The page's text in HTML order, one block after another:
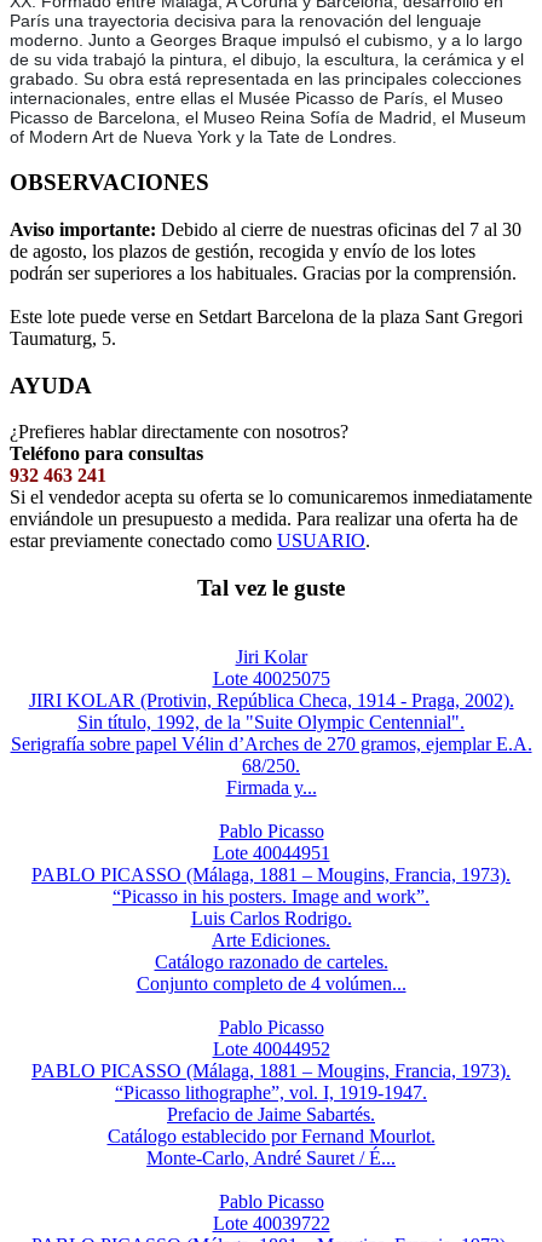
París una trayectoria decisiva para la renovación del lenguaje
moderno. Junto a Georges Braque impulsó el cubismo, y a lo largo
de su vida trabajó la pintura, el dibujo, la escultura, la cerámica y el
grabado. Su obra está representada en las principales colecciones
internacionales, entre ellas el Musée Picasso de París, el Museo
Picasso de Barcelona, el Museo Reina Sofía de Madrid, el Museum
of Modern Art de Nueva York y la Tate de Londres.
OBSERVACIONES
Aviso importante: Debido al cierre de nuestras oficinas del 7 al 30
de agosto, los plazos de gestión, recogida y envío de los lotes
podrán ser superiores a los habituales. Gracias por la comprensión.
Este lote puede verse en Setdart Barcelona de la plaza Sant Gregori
Taumaturg, 5.
AYUDA
¿Prefieres hablar directamente con nosotros?
Teléfono para consultas
932 463 241
Si el vendedor acepta su oferta se lo comunicaremos inmediatamente
enviándole un presupuesto a medida. Para realizar una oferta ha de
estar previamente conectado como USUARIO.
Tal vez le guste
Jiri Kolar
Lote 40025075
JIRI KOLAR (Protivin, República Checa, 1914 - Praga, 2002).
Sin título, 1992, de la "Suite Olympic Centennial".
Serigrafía sobre papel Vélin d’Arches de 270 gramos, ejemplar E.A.
68/250.
Firmada y...
Pablo Picasso
Lote 40044951
PABLO PICASSO (Málaga, 1881 – Mougins, Francia, 1973).
“Picasso in his posters. Image and work”.
Luis Carlos Rodrigo.
Arte Ediciones.
Catálogo razonado de carteles.
Conjunto completo de 4 volúmen...
Pablo Picasso
Lote 40044952
PABLO PICASSO (Málaga, 1881 – Mougins, Francia, 1973).
“Picasso lithographe”, vol. I, 1919-1947.
Prefacio de Jaime Sabartés.
Catálogo establecido por Fernand Mourlot.
Monte-Carlo, André Sauret / É...
Pablo Picasso
Lote 40039722